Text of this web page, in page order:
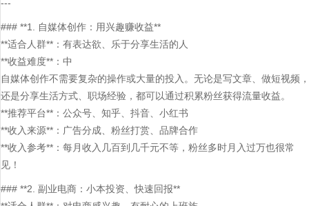
---
### **1. 自媒体创作：用兴趣赚收益**
**适合人群**：有表达欲、乐于分享生活的人
**收益难度**：中
自媒体创作不需要复杂的操作或大量的投入。无论是写文章、做短视频，
还是分享生活方式、职场经验，都可以通过积累粉丝获得流量收益。
**推荐平台**：公众号、知乎、抖音、小红书
**收入来源**：广告分成、粉丝打赏、品牌合作
**收入参考**：每月收入几百到几千元不等，粉丝多时月入过万也很常
见！
### **2. 副业电商：小本投资、快速回报**